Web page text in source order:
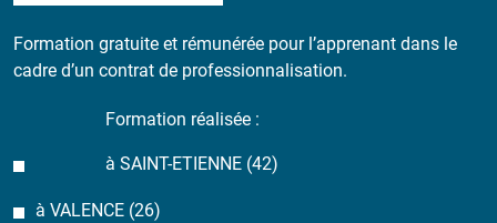
Formation gratuite et rémunérée pour l’apprenant dans le
cadre d’un contrat de professionnalisation.
Formation réalisée :
à SAINT-ETIENNE (42)
à VALENCE (26)